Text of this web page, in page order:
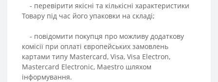
- перевірити якісні та кількісні характеристики
Товару під час його упаковки на складі;
- повідомити покупця про можливу додаткову
комісії при оплаті європейських замовлень
картами типу Mastercard, Visa, Visa Electron,
Mastercard Electronic, Maestro шляхом
інформування.